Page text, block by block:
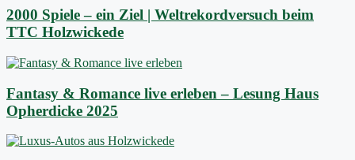
2000 Spiele – ein Ziel | Weltrekordversuch beim
TTC Holzwickede
Fantasy & Romance live erleben – Lesung Haus
Opherdicke 2025